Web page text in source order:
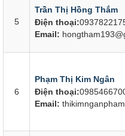
5
Trần Thị Hồng Thắm
Điện thoại:
Email:
6
Phạm Thị Kim Ngân
Điện thoại:
Email: